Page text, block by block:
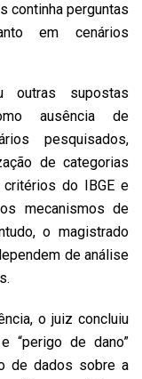
continha perguntas
em cenários
outras supostas
ausência de
pesquisados,
de categorias
do IBGE e
mecanismos de
o magistrado
de análise
o juiz concluiu
“perigo de dano”
de dados sobre a